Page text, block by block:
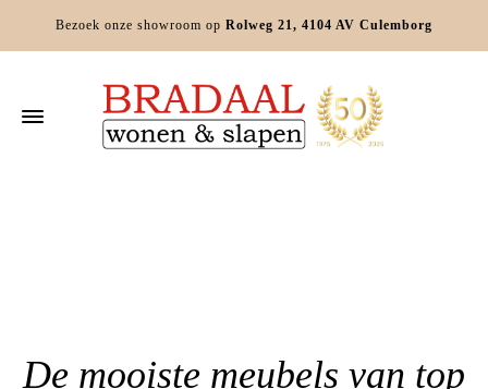
Bezoek onze showroom op Rolweg 21, 4104 AV Culemborg
De mooiste meubels van top